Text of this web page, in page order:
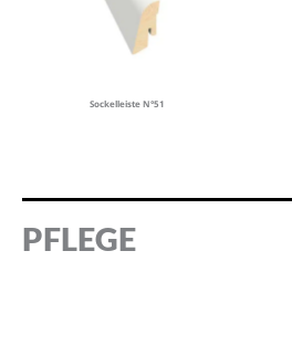
Sockelleiste N°51
PFLEGE